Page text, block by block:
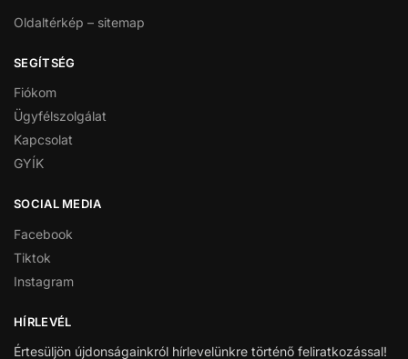
Oldaltérkép – sitemap
SEGÍTSÉG
Fiókom
Ügyfélszolgálat
Kapcsolat
GYÍK
SOCIAL MEDIA
Facebook
Tiktok
Instagram
HÍRLEVÉL
Értesüljön újdonságainkról hírlevelünkre történő feliratkozással!